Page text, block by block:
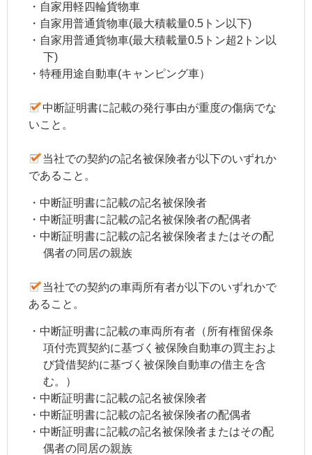
・自家用軽四輪貨物車
・自家用普通貨物車(最大積載量0.5トン以下)
・自家用普通貨物車(最大積載量0.5トン超2トン以
下)
・特種用途自動車(キャンピング車）
中断証明書に記載の発行事由が重度の傷病でな
いこと。
当社での契約の記名被保険者が以下のいずれか
であること。
・ 中断証明書に記載の記名被保険者
・ 中断証明書に記載の記名被保険者の配偶者
・ 中断証明書に記載の記名被保険者またはその配
偶者の同居の親族
当社での契約の車両所有者が以下のいずれかで
あること。
・ 中断証明書に記載の車両所有者 （所有権留保条
項付売買契約に基づく被保険自動車の買主およ
び貸借契約に基づく被保険自動車の借主を含
む。）
・ 中断証明書に記載の記名被保険者
・ 中断証明書に記載の記名被保険者の配偶者
・ 中断証明書に記載の記名被保険者またはその配
偶者の同居の親族